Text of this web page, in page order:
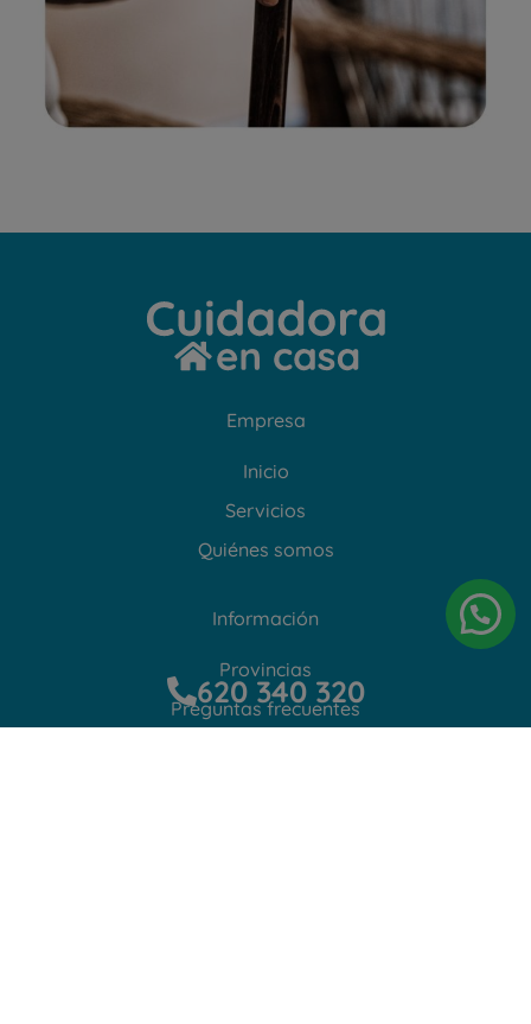
Empresa
Inicio
Servicios
Quiénes somos
Información
Provincias
Preguntas frecuentes
620 340 320